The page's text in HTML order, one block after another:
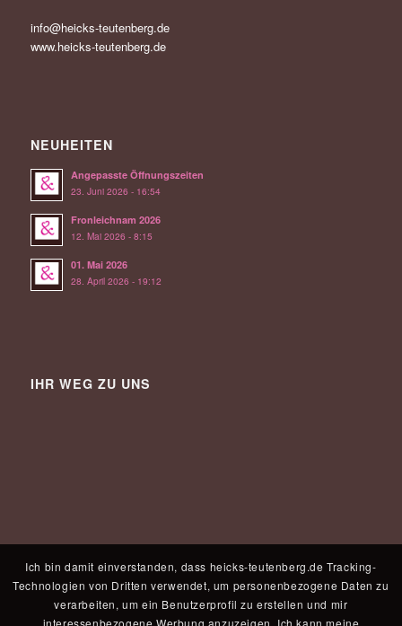
info@heicks-teutenberg.de
www.heicks-teutenberg.de
NEUHEITEN
Angepasste Öffnungszeiten
23. Juni 2026 - 16:54
Fronleichnam 2026
12. Mai 2026 - 8:15
01. Mai 2026
28. April 2026 - 19:12
IHR WEG ZU UNS
Ich bin damit einverstanden, dass heicks-teutenberg.de Tracking-
Technologien von Dritten verwendet, um personenbezogene Daten zu
verarbeiten, um ein Benutzerprofil zu erstellen und mir
interessenbezogene Werbung anzuzeigen. Ich kann meine